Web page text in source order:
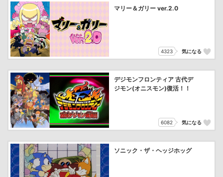
マリー＆ガリー ver.2.0
4323 気になる
デジモンフロンティア 古代デ
ジモン(オニスモン)復活！！
6082 気になる
ソニック・ザ・ヘッジホッグ